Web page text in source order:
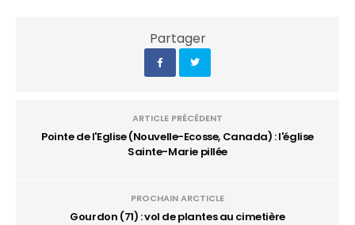
Partager
ARTICLE PRÉCÉDENT
Pointe de l'Eglise (Nouvelle-Ecosse, Canada) : l'église
Sainte-Marie pillée
PROCHAIN ARCTICLE
Gourdon (71) : vol de plantes au cimetière